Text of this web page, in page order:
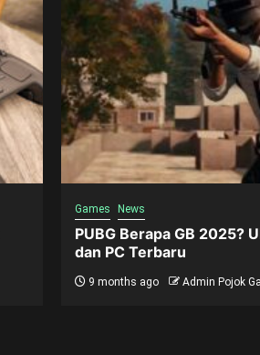
Games News
PUBG Berapa GB 2025?
dan PC Terbaru
9 months ago Admin Pojok